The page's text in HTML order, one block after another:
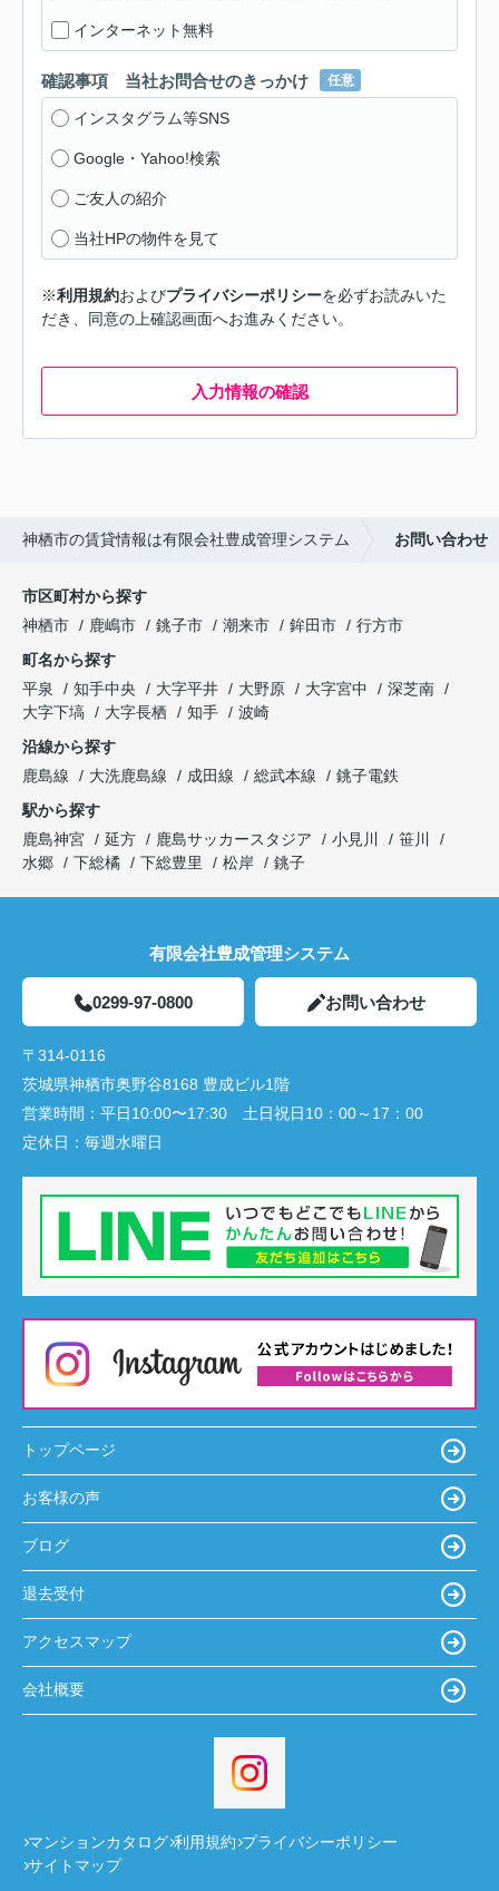
インターネット無料
確認事項 当社お問合せのきっかけ 任意
インスタグラム等SNS
Google・Yahoo!検索
ご友人の紹介
当社HPの物件を見て
※利用規約およびプライバシーポリシーを必ずお読みいた
だき、同意の上確認画面へお進みください。
入力情報の確認
神栖市の賃貸情報は有限会社豊成管理システム お問い合わせ
市区町村から探す
神栖市
鹿嶋市 銚子市 潮来市 鉾田市
行方市
町名から探す
平泉
知手中央 大字平井 大野原 大字宮中
深芝南
大字下塙
大字長栖 知手
波崎
沿線から探す
鹿島線
大洗鹿島線 成田線 総武本線
銚子電鉄
駅から探す
鹿島神宮
延方 鹿島サッカースタジア 小見川
笹川
水郷
下総橘 下総豊里 松岸 銚子
有限会社豊成管理システム
0299-97-0800 お問い合わせ
〒314-0116
茨城県神栖市奥野谷8168 豊成ビル1階
営業時間： 平日10:00〜17:30 土日祝日10：00～17：00
定休日： 毎週水曜日
トップページ
お客様の声
ブログ
退去受付
アクセスマップ
会社概要
マンションカタログ 利用規約 プライバシーポリシー
サイトマップ